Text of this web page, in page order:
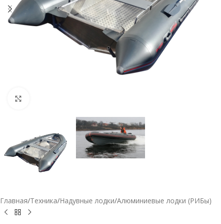
Главная/Техника/Надувные лодки/Алюминиевые лодки (РИБы)